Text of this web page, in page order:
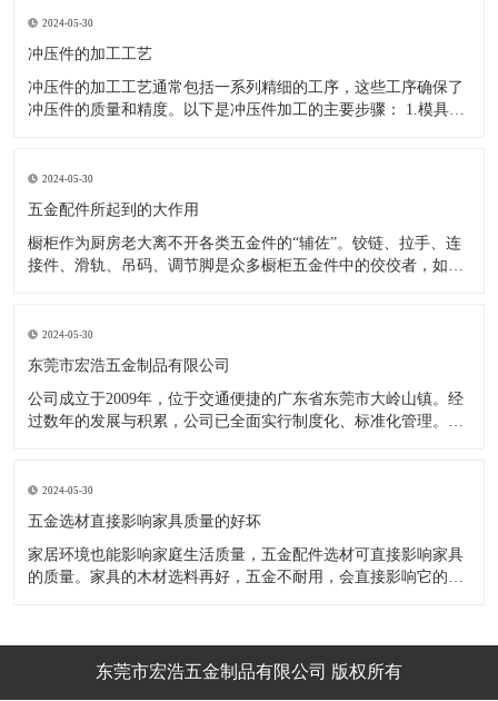
2024-05-30
冲压件的加工工艺
冲压件的加工工艺通常包括一系列精细的工序，这些工序确保了
冲压件的质量和精度。以下是冲压件加工的主要步骤： 1.模具设
开料与落料：在图纸上标注尺寸后，根据图纸要求选择合适的板
材。然
2024-05-30
五金配件所起到的大作用
橱柜作为厨房老大离不开各类五金件的“辅佐”。铰链、拉手、连
接件、滑轨、吊码、调节脚是众多橱柜五金件中的佼佼者，如果
调节脚，橱柜就像得了“软骨症”，站都站不直……五花八门的橱
柜五金件好
2024-05-30
东莞市宏浩五金制品有限公司
公司成立于2009年，位于交通便捷的广东省东莞市大岭山镇。经
过数年的发展与积累，公司已全面实行制度化、标准化管理。从
的改造创新，设计制造了一系列更加新颖、美观、更具时代潮流
的新
2024-05-30
五金选材直接影响家具质量的好坏
家居环境也能影响家庭生活质量，五金配件选材可直接影响家具
的质量。家具的木材选料再好，五金不耐用，会直接影响它的使
金、铝合金等。不同五金的加工工艺不同：钳工、表面涂覆处
理、焊接、机械加东莞市宏浩五金制品有限公司 版权所有